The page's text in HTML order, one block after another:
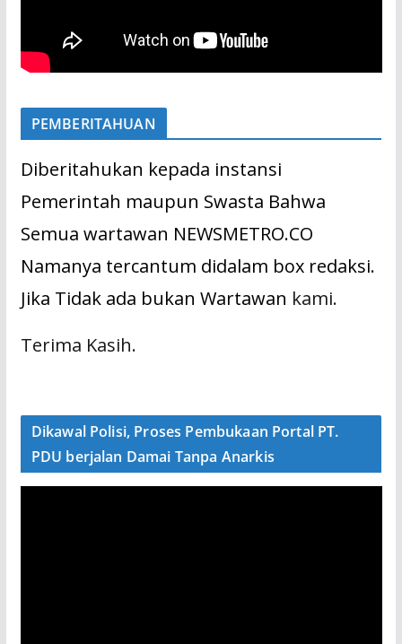
PEMBERITAHUAN
Diberitahukan kepada instansi
Pemerintah maupun Swasta Bahwa
Semua wartawan NEWSMETRO.CO
Namanya tercantum didalam box redaksi.
Jika Tidak ada bukan Wartawan kami.
Terima Kasih.
Dikawal Polisi, Proses Pembukaan Portal PT.
PDU berjalan Damai Tanpa Anarkis